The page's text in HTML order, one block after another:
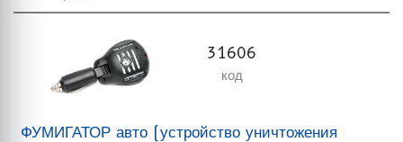
31606
код
ФУМИГАТОР авто (устройство уничтожения